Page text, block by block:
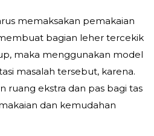
memaksakan pemakaian
bagian leher tercekik
maka menggunakan model
masalah tersebut, karena.
ruang ekstra dan pas bagi tas
dan kemudahan